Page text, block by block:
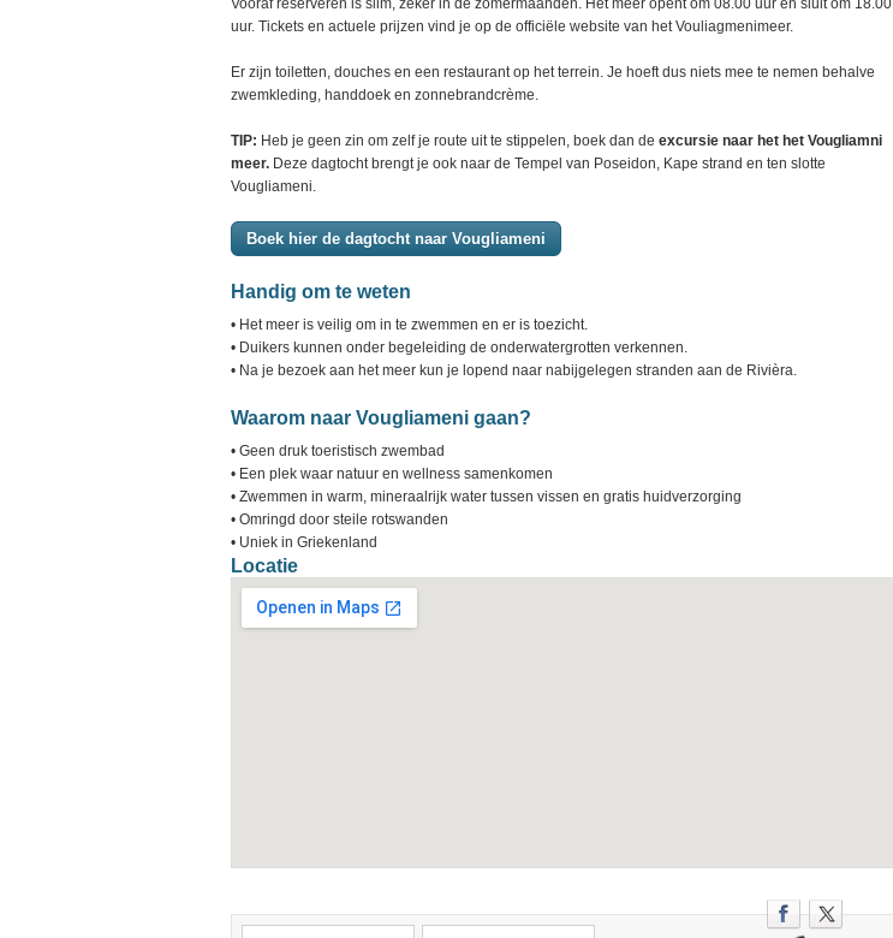
Vooraf reserveren is slim, zeker in de zomermaanden. Het meer opent om 08.00 uur en sluit om 18.00
uur. Tickets en actuele prijzen vind je op de officiële website van het Vouliagmenimeer.
Er zijn toiletten, douches en een restaurant op het terrein. Je hoeft dus niets mee te nemen behalve
zwemkleding, handdoek en zonnebrandcrème.
TIP: Heb je geen zin om zelf je route uit te stippelen, boek dan de excursie naar het het Vougliamni
meer. Deze dagtocht brengt je ook naar de Tempel van Poseidon, Kape strand en ten slotte
Vougliameni.
Boek hier de dagtocht naar Vougliameni
Handig om te weten
• Het meer is veilig om in te zwemmen en er is toezicht.
• Duikers kunnen onder begeleiding de onderwatergrotten verkennen.
• Na je bezoek aan het meer kun je lopend naar nabijgelegen stranden aan de Rivièra.
Waarom naar Vougliameni gaan?
• Geen druk toeristisch zwembad
• Een plek waar natuur en wellness samenkomen
• Zwemmen in warm, mineraalrijk water tussen vissen en gratis huidverzorging
• Omringd door steile rotswanden
• Uniek in Griekenland
Locatie